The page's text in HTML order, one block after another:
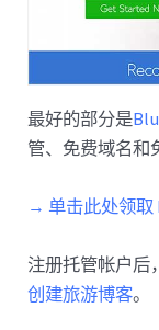
最好的部分是
管、免费域名和
→ 单击此处领取
注册托管帐户后
创建旅游博客。